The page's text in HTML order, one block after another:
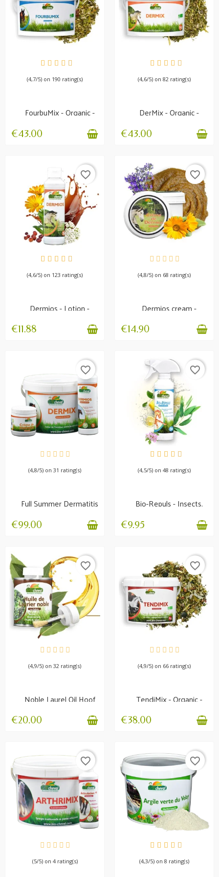
AVAILABLE
(4,7/5) on 190 rating(s)
FourbuMix - Organic -
Drainage and
locomotion
€43.00
AVAILABLE
(4,6/5) on 82 rating(s)
DerMix - Organic -
Itching
€43.00
IN STOCK
favorite_border
(4,6/5) on 123 rating(s)
Dermios - Lotion -
Itching and skin
€11.88
AVAILABLE
favorite_border
(4,8/5) on 68 rating(s)
Dermios cream -
Summer itch
€14.90
IN STOCK
favorite_border
(4,8/5) on 31 rating(s)
Full Summer Dermatitis
Pack | Complete...
€99.00
IN STOCK
favorite_border
(4,5/5) on 48 rating(s)
Bio-Repuls - Insects,
flies, horseflies
€9.95
AVAILABLE
favorite_border
(4,9/5) on 32 rating(s)
Noble Laurel Oil Hoof
growth and resistance
€20.00
AVAILABLE
favorite_border
(4,9/5) on 66 rating(s)
TendiMix - Organic -
Tendon strength
€38.00
AVAILABLE
favorite_border
(5/5) on 4 rating(s)
AVAILABLE
favorite_border
(4,3/5) on 8 rating(s)